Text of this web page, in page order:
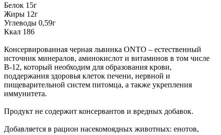
Белок 15г
Жиры 12г
Углеводы 0,59г
Ккал 186
Консервированная черная львинка ONTO – естественный
источник минералов, аминокислот и витаминов в том числе
В-12, который необходим для образования крови,
поддержания здоровья клеток печени, нервной и
пищеварительной систем питомца, а также укрепления
иммунитета.
Продукт не содержит консервантов и вредных добавок.
Добавляется в рацион насекомоядных животных: енотов,